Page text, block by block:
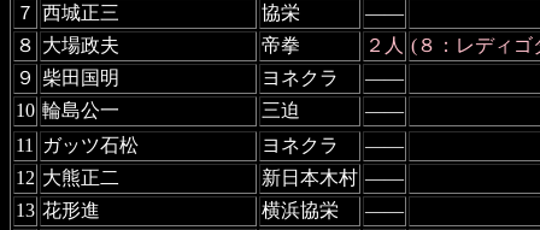
７ 西城正三 協栄
――
８ 大場政夫 帝拳 ２人 (８：レディゴ
９ 柴田国明 ヨネクラ
――
10 輪島公一 三迫
――
11
ガッツ石松 ヨネクラ
――
12 大熊正二 新日本木村 ――
13 花形進 横浜協栄
――